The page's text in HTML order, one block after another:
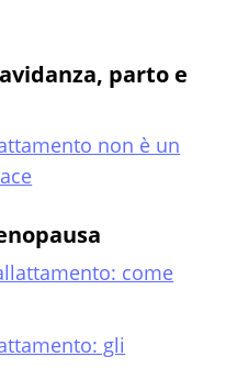
parto e
non è un
come
gli